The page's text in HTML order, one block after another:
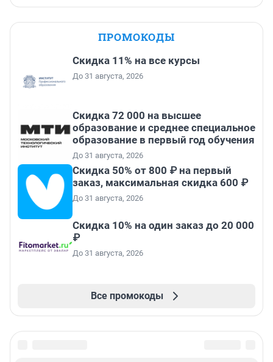
ПРОМОКОДЫ
Скидка 11% на все курсы
До 31 августа, 2026
Скидка 72 000 на высшее
образование и среднее специальное
образование в первый год обучения
До 31 августа, 2026
Скидка 50% от 800 ₽ на первый
заказ, максимальная скидка 600 ₽
До 31 августа, 2026
Скидка 10% на один заказ до 20 000
₽
До 31 августа, 2026
Все промокоды